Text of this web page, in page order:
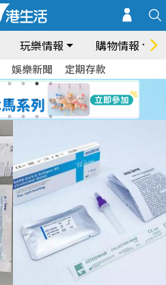
玩樂情報 購物情報
娛樂新聞 定期存款